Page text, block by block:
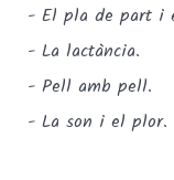
- El pla de part i
- La lactància.
- Pell amb pell.
- La son i el plor.